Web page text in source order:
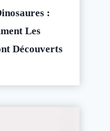
:
Les
Découverts